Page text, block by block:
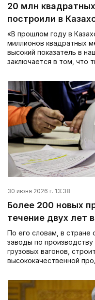
20 млн
построили в
«В прошлом году в
миллионов квадратных
высокий показатель в
заключается в том, что
30 июня 2026 г. 13:38
Более 200 новых
течение двух лет
По его словам, в
заводы по
грузовых вагонов,
высококачественной